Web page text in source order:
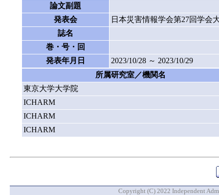
論文副題
発表会
日本災害情報学会第27回学会
誌名
巻・号・回
発表年月日
2023/10/28 ～ 2023/10/29
所属研究室／機関名
東京大学大学院
ICHARM
ICHARM
ICHARM
Copyright (C) 2022 Independent